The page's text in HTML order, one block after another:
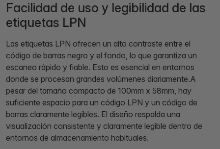
Facilidad de uso y legibilidad de las
etiquetas LPN
Las etiquetas LPN ofrecen un alto contraste entre el
código de barras negro y el fondo, lo que garantiza un
escaneo rápido y fiable. Esto es esencial en entornos
donde se procesan grandes volúmenes diariamente.A
pesar del tamaño compacto de 100mm x 58mm, hay
suficiente espacio para un código LPN y un código de
barras claramente legibles. El diseño respalda una
visualización consistente y claramente legible dentro de
entornos de almacenamiento habituales.